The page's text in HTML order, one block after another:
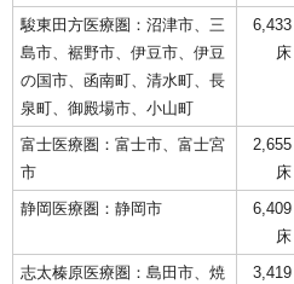
駿東田方医療圏：沼津市、三
島市、裾野市、伊豆市、伊豆
の国市、函南町、清水町、長
泉町、御殿場市、小山町
6,433
床
富士医療圏：富士市、富士宮
市
2,655
床
静岡医療圏：静岡市
6,409
床
志太榛原医療圏：島田市、焼
3,419